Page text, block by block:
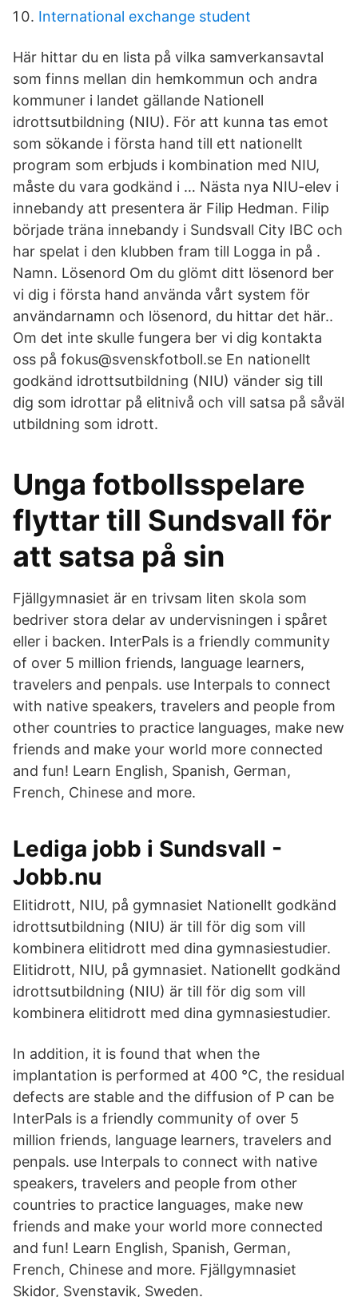
International exchange student
Här hittar du en lista på vilka samverkansavtal
som finns mellan din hemkommun och andra
kommuner i landet gällande Nationell
idrottsutbildning (NIU). För att kunna tas emot
som sökande i första hand till ett nationellt
program som erbjuds i kombination med NIU,
måste du vara godkänd i … Nästa nya NIU-elev i
innebandy att presentera är Filip Hedman. Filip
började träna innebandy i Sundsvall City IBC och
har spelat i den klubben fram till Logga in på .
Namn. Lösenord Om du glömt ditt lösenord ber
vi dig i första hand använda vårt system för
användarnamn och lösenord, du hittar det här..
Om det inte skulle fungera ber vi dig kontakta
oss på fokus@svenskfotboll.se En nationellt
godkänd idrottsutbildning (NIU) vänder sig till
dig som idrottar på elitnivå och vill satsa på såväl
utbildning som idrott.
Unga fotbollsspelare
flyttar till Sundsvall för
att satsa på sin
Fjällgymnasiet är en trivsam liten skola som
bedriver stora delar av undervisningen i spåret
eller i backen. InterPals is a friendly community
of over 5 million friends, language learners,
travelers and penpals. use Interpals to connect
with native speakers, travelers and people from
other countries to practice languages, make new
friends and make your world more connected
and fun! Learn English, Spanish, German,
French, Chinese and more.
Lediga jobb i Sundsvall -
Jobb.nu
Elitidrott, NIU, på gymnasiet Nationellt godkänd
idrottsutbildning (NIU) är till för dig som vill
kombinera elitidrott med dina gymnasiestudier.
Elitidrott, NIU, på gymnasiet. Nationellt godkänd
idrottsutbildning (NIU) är till för dig som vill
kombinera elitidrott med dina gymnasiestudier.
In addition, it is found that when the
implantation is performed at 400 °C, the residual
defects are stable and the diffusion of P can be
InterPals is a friendly community of over 5
million friends, language learners, travelers and
penpals. use Interpals to connect with native
speakers, travelers and people from other
countries to practice languages, make new
friends and make your world more connected
and fun! Learn English, Spanish, German,
French, Chinese and more. Fjällgymnasiet
Skidor, Svenstavik, Sweden.